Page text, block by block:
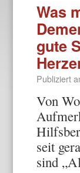
Was
gute
Publiziert
Von
seit
sind